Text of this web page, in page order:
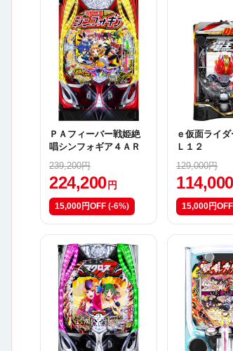
ＰＡフィーバー戦姫絶
唱シンフォギア４ＡＲ
239,200円
224,200 円
15,000円OFF (-6%)
ｅ仮面ライ
Ｌ１２
129,000円
114,000
15,000円OFF